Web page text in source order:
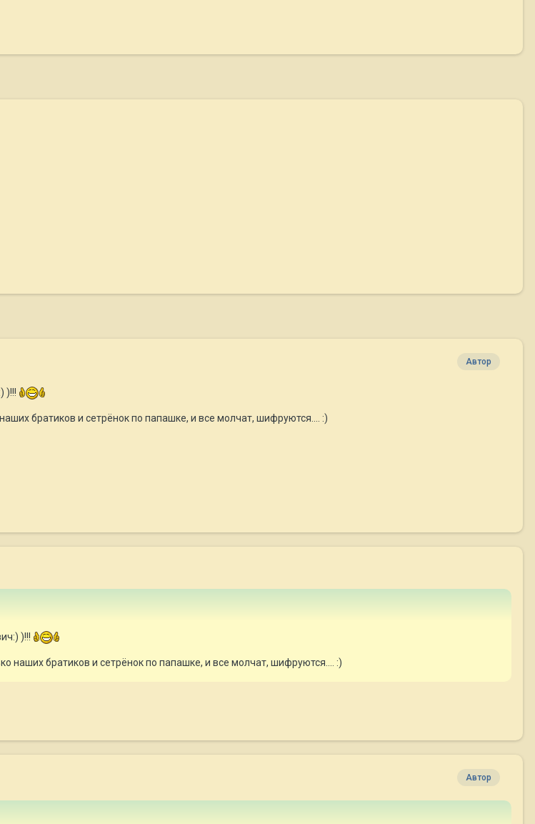
Автор
)!!!
братиков и сетрёнок по папашке, и все молчат, шифруются.... :)
)!!!
наших братиков и сетрёнок по папашке, и все молчат, шифруются.... :)
Автор